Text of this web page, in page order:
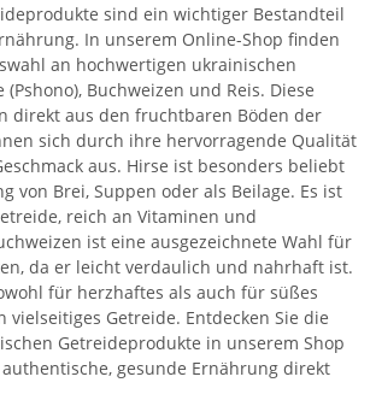
sind ein wichtiger Bestandteil
In unserem Online-Shop finden
an hochwertigen ukrainischen
Buchweizen und Reis. Diese
direkt aus den fruchtbaren Böden der
sich durch ihre hervorragende Qualität
aus. Hirse ist besonders beliebt
von Brei, Suppen oder als Beilage. Es ist
reich an Vitaminen und
ist eine ausgezeichnete Wahl für
da er leicht verdaulich und nahrhaft ist.
für herzhaftes als auch für süßes
vielseitiges Getreide. Entdecken Sie die
Getreideprodukte in unserem Shop
gesunde Ernährung direkt